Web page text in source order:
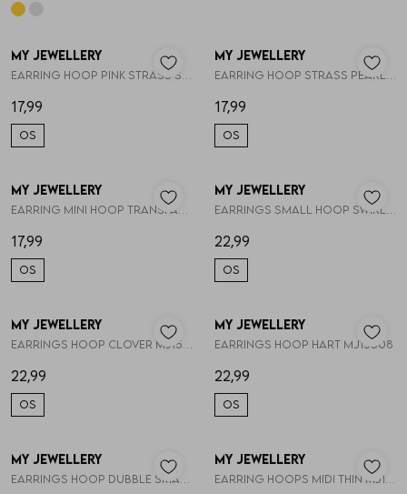
1 /2
My Jewellery
17,99
OS
1 /2
My Jewellery
17,99
OS
1 /2
My Jewellery
17,99
OS
1 /2
My Jewellery
22,99
OS
1 /2
My Jewellery
22,99
OS
1 /2
My Jewellery
Earrings hoop hart MJ15508
22,99
OS
1 /2
My Jewellery 1 /2
My Jewellery